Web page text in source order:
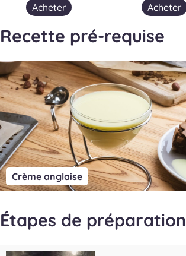
Acheter
Acheter
Recette pré-requise
Crème anglaise
Étapes de préparation